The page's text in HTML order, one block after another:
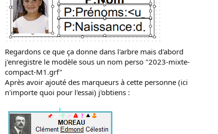
Regardons ce que ça donne dans l'arbre mais d'abord
j'enregistre le modèle sous un nom perso "2023-mixte-
compact-M1.grf"
Après avoir ajouté des marqueurs à cette personne (ici
n'importe quoi pour l'essai) j'obtiens :